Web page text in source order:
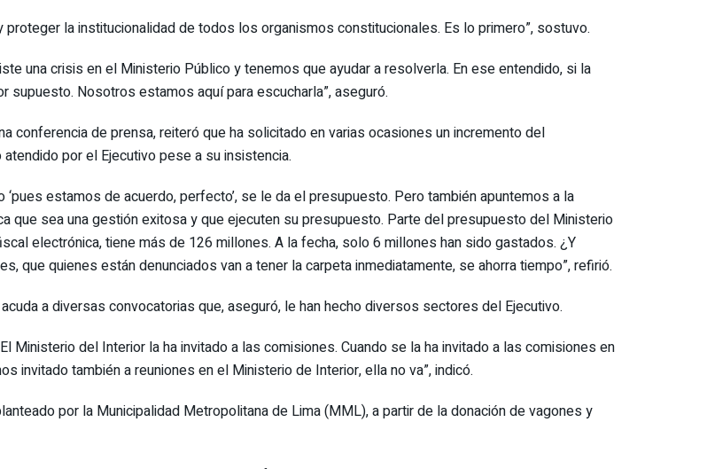
la institucionalidad de todos los organismos constitucionales. Es lo primero”, sostuvo.
una crisis en el Ministerio Público y tenemos que ayudar a resolverla. En ese entendido, si la
Nosotros estamos aquí para escucharla”, aseguró.
conferencia de prensa, reiteró que ha solicitado en varias ocasiones un incremento del
por el Ejecutivo pese a su insistencia.
estamos de acuerdo, perfecto’, se le da el presupuesto. Pero también apuntemos a la
que sea una gestión exitosa y que ejecuten su presupuesto. Parte del presupuesto del Ministerio
electrónica, tiene más de 126 millones. A la fecha, solo 6 millones han sido gastados. ¿Y
que quienes están denunciados van a tener la carpeta inmediatamente, se ahorra tiempo”, refirió.
a diversas convocatorias que, aseguró, le han hecho diversos sectores del Ejecutivo.
Ministerio del Interior la ha invitado a las comisiones. Cuando se la ha invitado a las comisiones en
invitado también a reuniones en el Ministerio de Interior, ella no va”, indicó.
por la Municipalidad Metropolitana de Lima (MML), a partir de la donación de vagones y